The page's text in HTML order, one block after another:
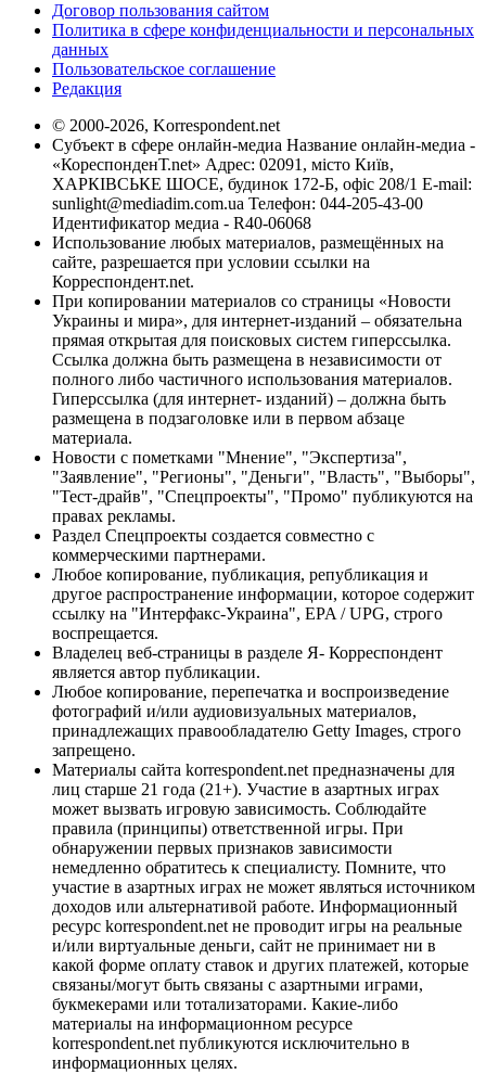
Договор пользования сайтом
Политика в сфере конфиденциальности и персональных
данных
Пользовательское соглашение
Редакция
© 2000-2026, Korrespondent.net
Субъект в сфере онлайн-медиа Название онлайн-медиа -
«КореспонденТ.net» Адрес: 02091, місто Київ,
ХАРКІВСЬКЕ ШОСЕ, будинок 172-Б, офіс 208/1 E-mail:
sunlight@mediadim.com.ua Телефон: 044-205-43-00
Идентификатор медиа - R40-06068
Использование любых материалов, размещённых на
сайте, разрешается при условии ссылки на
Корреспондент.net.
При копировании материалов со страницы «Новости
Украины и мира», для интернет-изданий – обязательна
прямая открытая для поисковых систем гиперссылка.
Ссылка должна быть размещена в независимости от
полного либо частичного использования материалов.
Гиперссылка (для интернет- изданий) – должна быть
размещена в подзаголовке или в первом абзаце
материала.
Новости с пометками "Мнение", "Экспертиза",
"Заявление", "Регионы", "Деньги", "Власть", "Выборы",
"Тест-драйв", "Спецпроекты", "Промо" публикуются на
правах рекламы.
Раздел Спецпроекты создается совместно с
коммерческими партнерами.
Любое копирование, публикация, републикация и
другое распространение информации, которое содержит
ссылку на "Интерфакс-Украина", EPA / UPG, строго
воспрещается.
Владелец веб-страницы в разделе Я- Корреспондент
является автор публикации.
Любое копирование, перепечатка и воспроизведение
фотографий и/или аудиовизуальных материалов,
принадлежащих правообладателю Getty Images, строго
запрещено.
Материалы сайта korrespondent.net предназначены для
лиц старше 21 года (21+). Участие в азартных играх
может вызвать игровую зависимость. Соблюдайте
правила (принципы) ответственной игры. При
обнаружении первых признаков зависимости
немедленно обратитесь к специалисту. Помните, что
участие в азартных играх не может являться источником
доходов или альтернативой работе. Информационный
ресурс korrespondent.net не проводит игры на реальные
и/или виртуальные деньги, сайт не принимает ни в
какой форме оплату ставок и других платежей, которые
связаны/могут быть связаны с азартными играми,
букмекерами или тотализаторами. Какие-либо
материалы на информационном ресурсе
korrespondent.net публикуются исключительно в
информационных целях.